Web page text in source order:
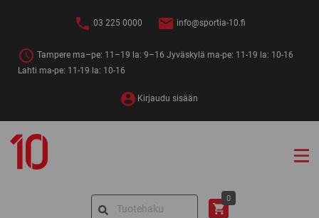
03 225 0000 info@sportia-10.fi
Tampere ma–pe: 11–19 la: 9–16 Jyväskylä ma-pe: 11-19 la: 10-16
Lahti ma-pe: 11-19 la: 10-16
Kirjaudu sisään
10
Search
0